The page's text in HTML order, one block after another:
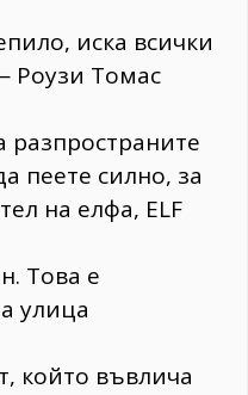
иска всички
Роузи Томас
разпространите
пеете силно, за
на елфа, ELF
Това е
улица
който въвлича